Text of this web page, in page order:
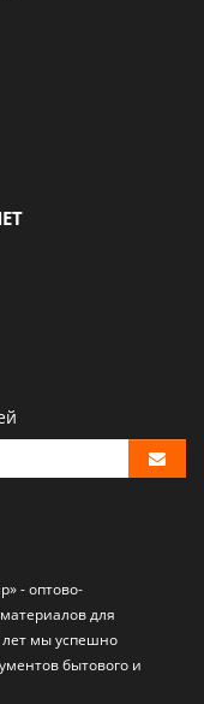
- оптово-
для
лет мы успешно
бытового и